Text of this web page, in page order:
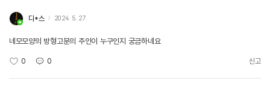
디*스 2024. 5. 27.
네모모양의 방형고분의 주인이 누구인지 궁금하네요
0 0 신고